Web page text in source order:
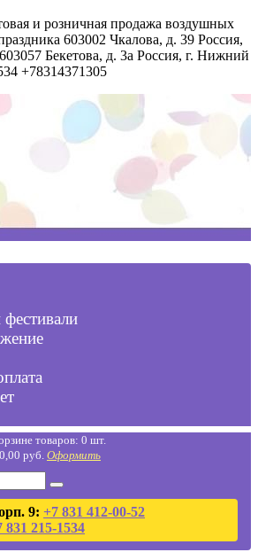
и розничная продажа воздушных
603002 Чкалова, д. 39 Россия,
603057 Бекетова, д. 3а Россия, г. Нижний
+78314371305
товаров: 0 шт.
руб. Оформить
9: +7 831 412-00-52
831 215-1534